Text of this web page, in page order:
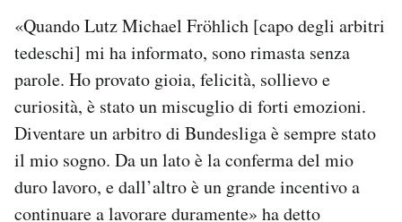
«Quando Lutz Michael Fröhlich [capo degli arbitri
tedeschi] mi ha informato, sono rimasta senza
parole. Ho provato gioia, felicità, sollievo e
curiosità, è stato un miscuglio di forti emozioni.
Diventare un arbitro di Bundesliga è sempre stato
il mio sogno. Da un lato è la conferma del mio
duro lavoro, e dall’altro è un grande incentivo a
continuare a lavorare duramente» ha detto